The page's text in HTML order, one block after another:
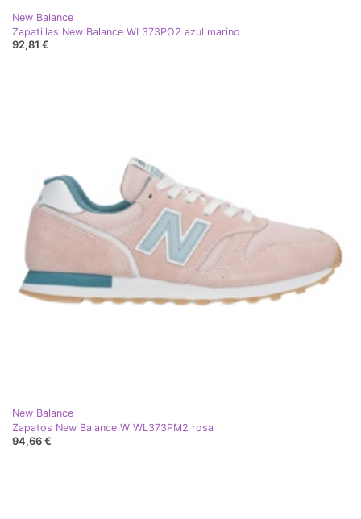
New Balance
Zapatillas New Balance WL373PO2 azul marino
92,81 €
New Balance
Zapatos New Balance W WL373PM2 rosa
94,66 €